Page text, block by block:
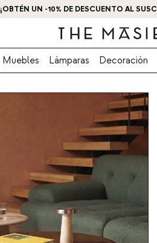
¡OBTÉN UN -10% DE DESCUENTO AL
Muebles Lámparas Decoración